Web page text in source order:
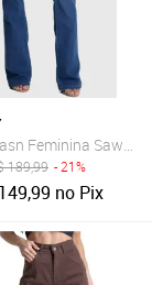
Escuro
Feminina Sawary
189,99 - 21%
149,99 no Pix